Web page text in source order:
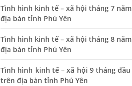
Thông báo lịch tiếp công dân định
tịch UBND xã tháng 11/2025
01/11/2025
THÔNG BÁO Niêm yết danh mục dịch
trực tuyến toàn trình trên Hệ
tin giải quyết thủ tục hành chính
Yên
Tình hình kinh tế – xã hội tháng 7
địa bàn tỉnh Phú Yên
Tình hình kinh tế – xã hội tháng 8
địa bàn tỉnh Phú Yên
Tình hình kinh tế – xã hội 9 tháng đầu
trên địa bàn tỉnh Phú Yên